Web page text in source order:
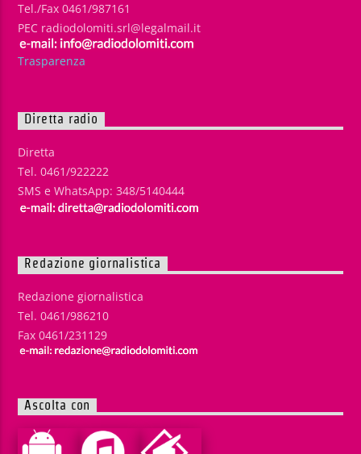
Tel./Fax 0461/987161
PEC radiodolomiti.srl@legalmail.it
Trasparenza
Diretta radio
Diretta
Tel. 0461/922222
SMS e WhatsApp: 348/5140444
Redazione giornalistica
Redazione giornalistica
Tel. 0461/986210
Fax 0461/231129
Ascolta con